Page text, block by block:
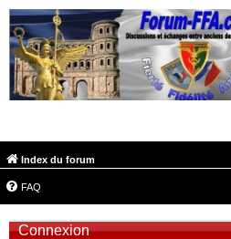
Index du forum
FAQ
Connexion